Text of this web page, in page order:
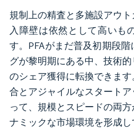
規制上の精査と多施設アウ
入障壁は依然として高いも
す。PFAがまだ普及初期段
グが黎明期にある中、技術
のシェア獲得に転換できま
合とアジャイルなスタート
って、規模とスピードの両
ナミックな市場環境を形成し